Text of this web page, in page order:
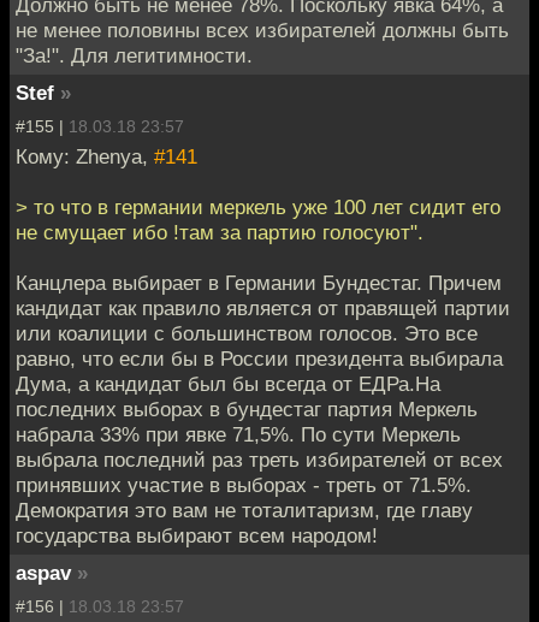
не менее половины всех избирателей должны быть
"За!". Для легитимности.
Stef »
#155 | 18.03.18 23:57
Кому: Zhenya, #141
> то что в германии меркель уже 100 лет сидит его
не смущает ибо !там за партию голосуют".
Канцлера выбирает в Германии Бундестаг. Причем
кандидат как правило является от правящей партии
или коалиции с большинством голосов. Это все
равно, что если бы в России президента выбирала
Дума, а кандидат был бы всегда от ЕДРа.На
последних выборах в бундестаг партия Меркель
набрала 33% при явке 71,5%. По сути Меркель
выбрала последний раз треть избирателей от всех
принявших участие в выборах - треть от 71.5%.
Демократия это вам не тоталитаризм, где главу
государства выбирают всем народом!
aspav »
#156 | 18.03.18 23:57